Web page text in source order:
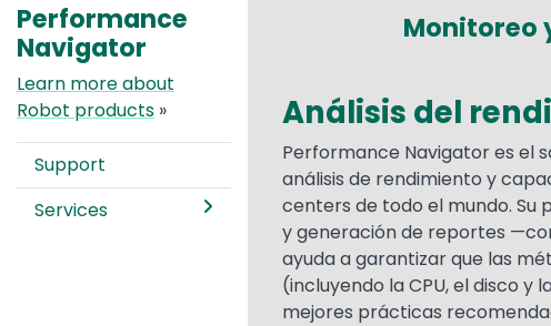
Monitoreo
Análisis del
Performance Navigator es el
análisis de rendimiento y
centers de todo el mundo. Su
y generación de reportes
ayuda a garantizar que las
(incluyendo la CPU, el disco
mejores prácticas
Performance
Navigator
Learn more about
Robot products »
Support
Services